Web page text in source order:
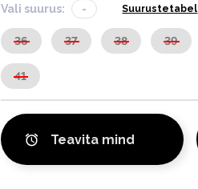
Vali suurus: - Suurustetabel
36 37 38 39
41
Teavita mind